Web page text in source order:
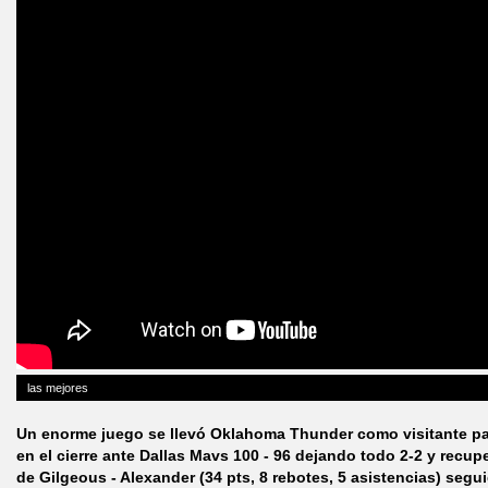
las mejores
Un enorme juego se llevó Oklahoma Thunder como visitante
en el cierre ante Dallas Mavs 100 - 96 dejando todo 2-2 y
de Gilgeous - Alexander (34 pts, 8 rebotes, 5 asistencias)